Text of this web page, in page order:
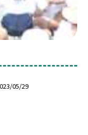
05/29